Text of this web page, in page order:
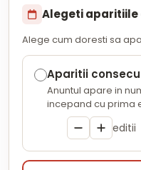
Alegeti
Alege cum doresti sa
Aparitii
Anuntul apare in
incepand cu prima
editii